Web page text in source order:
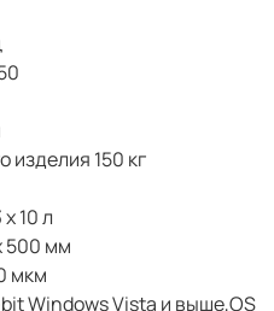
изделия 150 кг
10 л
500 мм
мкм
Windows Vista и выше,OS